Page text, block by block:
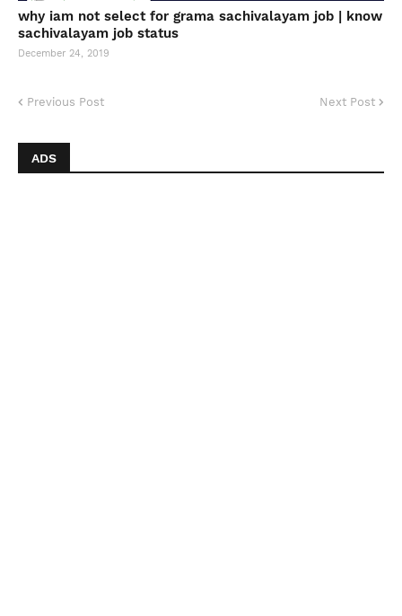
why iam not select for grama sachivalayam job | know
sachivalayam job status
December 24, 2019
Previous Post Next Post
ADS